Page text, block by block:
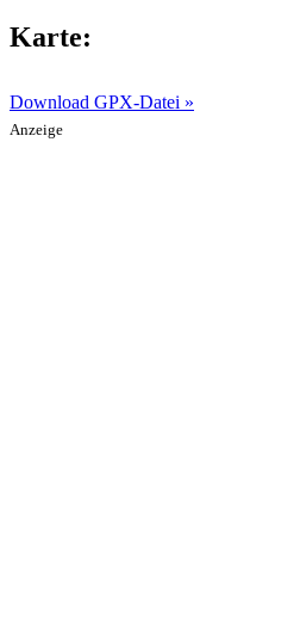
Karte:
Download GPX-Datei »
Anzeige